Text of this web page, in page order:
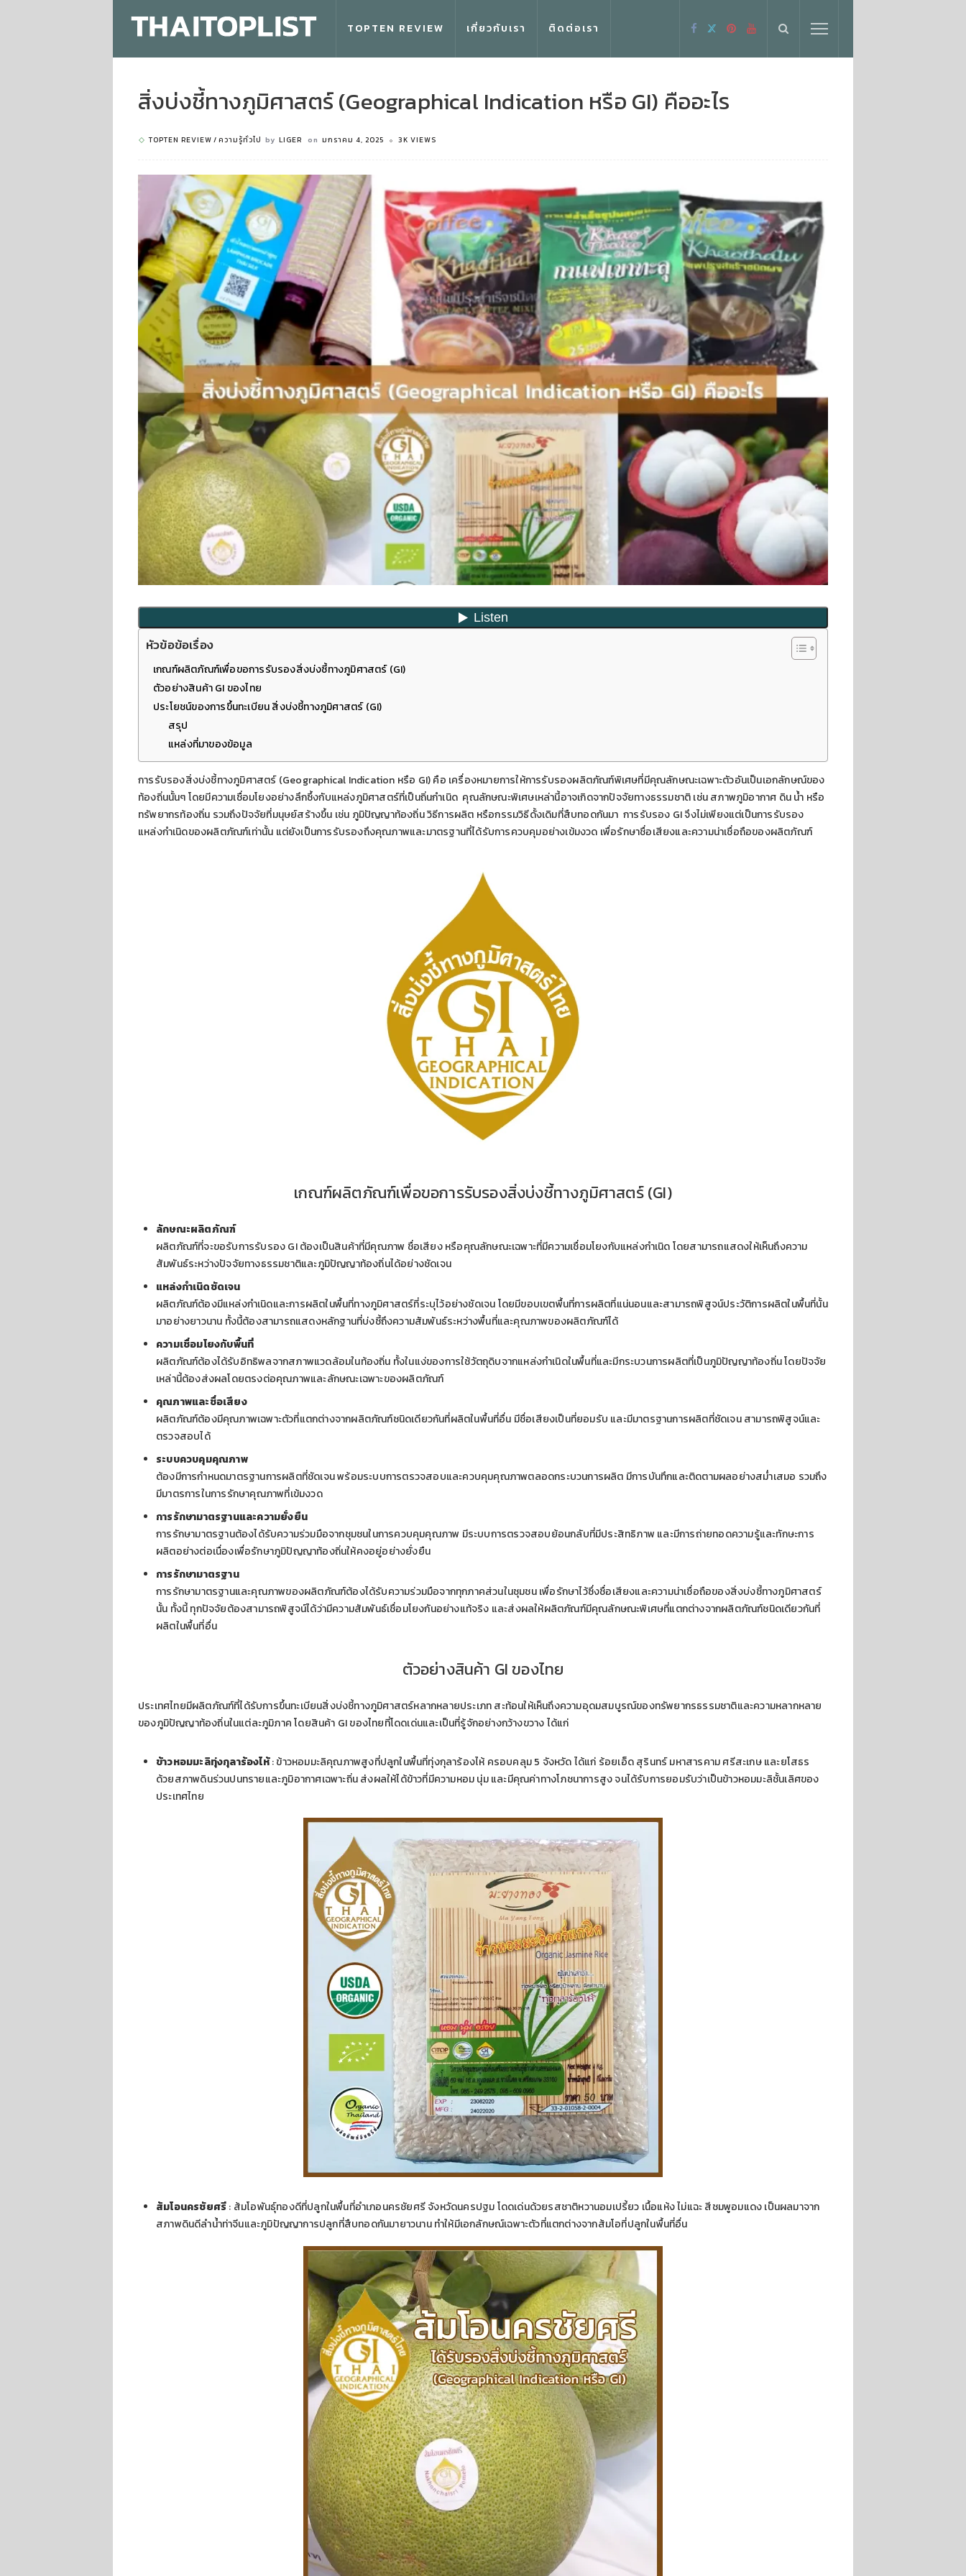
TOPTEN REVIEW เกี่ยวกับเรา ติดต่อเรา
สิ่งบ่งชี้ทางภูมิศาสตร์ (Geographical Indication หรือ GI) คืออะไร
TOPTEN REVIEW ความรู้ทั่วไป by LIGER on มกราคม 4, 2025 3K VIEWS
หัวข้อข้อเรื่อง
เกณฑ์ผลิตภัณฑ์เพื่อขอการรับรองสิ่งบ่งชี้ทางภูมิศาสตร์ (GI)
ตัวอย่างสินค้า GI ของไทย
ประโยชน์ของการขึ้นทะเบียน สิ่งบ่งชี้ทางภูมิศาสตร์ (GI)
สรุป
แหล่งที่มาของข้อมูล
การรับรองสิ่งบ่งชี้ทางภูมิศาสตร์ (Geographical Indication หรือ GI) คือ เครื่องหมายการให้การรับรองผลิตภัณฑ์พิเศษที่มีคุณลักษณะเฉพาะตัวอันเป็นเอกลักษณ์ของ
ท้องถิ่นนั้นๆ โดยมีความเชื่อมโยงอย่างลึกซึ้งกับแหล่งภูมิศาสตร์ที่เป็นถิ่นกำเนิด คุณลักษณะพิเศษเหล่านี้อาจเกิดจากปัจจัยทางธรรมชาติ เช่น สภาพภูมิอากาศ ดิน น้ำ หรือ
ทรัพยากรท้องถิ่น รวมถึงปัจจัยที่มนุษย์สร้างขึ้น เช่น ภูมิปัญญาท้องถิ่น วิธีการผลิต หรือกรรมวิธีดั้งเดิมที่สืบทอดกันมา การรับรอง GI จึงไม่เพียงแต่เป็นการรับรอง
แหล่งกำเนิดของผลิตภัณฑ์เท่านั้น แต่ยังเป็นการรับรองถึงคุณภาพและมาตรฐานที่ได้รับการควบคุมอย่างเข้มงวด เพื่อรักษาชื่อเสียงและความน่าเชื่อถือของผลิตภัณฑ์
เกณฑ์ผลิตภัณฑ์เพื่อขอการรับรองสิ่งบ่งชี้ทางภูมิศาสตร์ (GI)
ลักษณะผลิตภัณฑ์
ผลิตภัณฑ์ที่จะขอรับการรับรอง GI ต้องเป็นสินค้าที่มีคุณภาพ ชื่อเสียง หรือคุณลักษณะเฉพาะที่มีความเชื่อมโยงกับแหล่งกำเนิด โดยสามารถแสดงให้เห็นถึงความ
สัมพันธ์ระหว่างปัจจัยทางธรรมชาติและภูมิปัญญาท้องถิ่นได้อย่างชัดเจน
แหล่งกำเนิดชัดเจน
ผลิตภัณฑ์ต้องมีแหล่งกำเนิดและการผลิตในพื้นที่ทางภูมิศาสตร์ที่ระบุไว้อย่างชัดเจน โดยมีขอบเขตพื้นที่การผลิตที่แน่นอนและสามารถพิสูจน์ประวัติการผลิตในพื้นที่นั้น
มาอย่างยาวนาน ทั้งนี้ต้องสามารถแสดงหลักฐานที่บ่งชี้ถึงความสัมพันธ์ระหว่างพื้นที่และคุณภาพของผลิตภัณฑ์ได้
ความเชื่อมโยงกับพื้นที่
ผลิตภัณฑ์ต้องได้รับอิทธิพลจากสภาพแวดล้อมในท้องถิ่น ทั้งในแง่ของการใช้วัตถุดิบจากแหล่งกำเนิดในพื้นที่และมีกระบวนการผลิตที่เป็นภูมิปัญญาท้องถิ่น โดยปัจจัย
เหล่านี้ต้องส่งผลโดยตรงต่อคุณภาพและลักษณะเฉพาะของผลิตภัณฑ์
คุณภาพและชื่อเสียง
ผลิตภัณฑ์ต้องมีคุณภาพเฉพาะตัวที่แตกต่างจากผลิตภัณฑ์ชนิดเดียวกันที่ผลิตในพื้นที่อื่น มีชื่อเสียงเป็นที่ยอมรับ และมีมาตรฐานการผลิตที่ชัดเจน สามารถพิสูจน์และ
ตรวจสอบได้
ระบบควบคุมคุณภาพ
ต้องมีการกำหนดมาตรฐานการผลิตที่ชัดเจน พร้อมระบบการตรวจสอบและควบคุมคุณภาพตลอดกระบวนการผลิต มีการบันทึกและติดตามผลอย่างสม่ำเสมอ รวมถึง
มีมาตรการในการรักษาคุณภาพที่เข้มงวด
การรักษามาตรฐานและความยั่งยืน
การรักษามาตรฐานต้องได้รับความร่วมมือจากชุมชนในการควบคุมคุณภาพ มีระบบการตรวจสอบย้อนกลับที่มีประสิทธิภาพ และมีการถ่ายทอดความรู้และทักษะการ
ผลิตอย่างต่อเนื่องเพื่อรักษาภูมิปัญญาท้องถิ่นให้คงอยู่อย่างยั่งยืน
การรักษามาตรฐาน
การรักษามาตรฐานและคุณภาพของผลิตภัณฑ์ต้องได้รับความร่วมมือจากทุกภาคส่วนในชุมชน เพื่อรักษาไว้ซึ่งชื่อเสียงและความน่าเชื่อถือของสิ่งบ่งชี้ทางภูมิศาสตร์
นั้น ทั้งนี้ ทุกปัจจัยต้องสามารถพิสูจน์ได้ว่ามีความสัมพันธ์เชื่อมโยงกันอย่างแท้จริง และส่งผลให้ผลิตภัณฑ์มีคุณลักษณะพิเศษที่แตกต่างจากผลิตภัณฑ์ชนิดเดียวกันที่
ผลิตในพื้นที่อื่น
ตัวอย่างสินค้า GI ของไทย
ประเทศไทยมีผลิตภัณฑ์ที่ได้รับการขึ้นทะเบียนสิ่งบ่งชี้ทางภูมิศาสตร์หลากหลายประเภท สะท้อนให้เห็นถึงความอุดมสมบูรณ์ของทรัพยากรธรรมชาติและความหลากหลาย
ของภูมิปัญญาท้องถิ่นในแต่ละภูมิภาค โดยสินค้า GI ของไทยที่โดดเด่นและเป็นที่รู้จักอย่างกว้างขวาง ได้แก่
ข้าวหอมมะลิทุ่งกุลาร้องไห้: ข้าวหอมมะลิคุณภาพสูงที่ปลูกในพื้นที่ทุ่งกุลาร้องไห้ ครอบคลุม 5 จังหวัด ได้แก่ ร้อยเอ็ด สุรินทร์ มหาสารคาม ศรีสะเกษ และยโสธร
ด้วยสภาพดินร่วนปนทรายและภูมิอากาศเฉพาะถิ่น ส่งผลให้ได้ข้าวที่มีความหอม นุ่ม และมีคุณค่าทางโภชนาการสูง จนได้รับการยอมรับว่าเป็นข้าวหอมมะลิชั้นเลิศของ
ประเทศไทย
ส้มโอนครชัยศรี: ส้มโอพันธุ์ทองดีที่ปลูกในพื้นที่อำเภอนครชัยศรี จังหวัดนครปฐม โดดเด่นด้วยรสชาติหวานอมเปรี้ยว เนื้อแห้ง ไม่แฉะ สีชมพูอมแดง เป็นผลมาจาก
สภาพดินดีลำน้ำท่าจีนและภูมิปัญญาการปลูกที่สืบทอดกันมายาวนาน ทำให้มีเอกลักษณ์เฉพาะตัวที่แตกต่างจากส้มโอที่ปลูกในพื้นที่อื่น